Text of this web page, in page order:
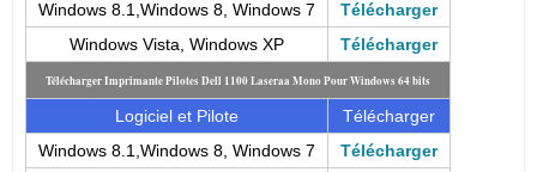
Windows 8.1,Windows 8, Windows 7
Télécharger
Windows Vista, Windows XP
Télécharger
Télécharger Imprimante Pilotes Dell 1100 Laseraa Mono Pour Windows 64 bits
Logiciel et Pilote
Télécharger
Windows 8.1,Windows 8, Windows 7
Télécharger